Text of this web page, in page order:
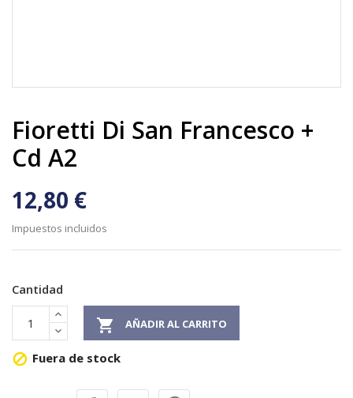
Fioretti Di San Francesco +
Cd A2
12,80 €
Impuestos incluidos
Cantidad
 AÑADIR AL CARRITO
 Fuera de stock